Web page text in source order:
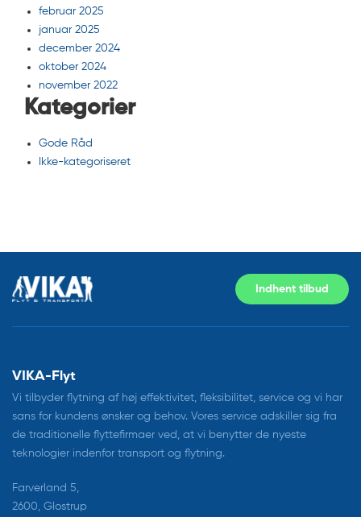
februar 2025
januar 2025
december 2024
oktober 2024
november 2022
Kategorier
Gode Råd
Ikke-kategoriseret
Indhent tilbud
VIKA-Flyt
Vi tilbyder flytning af høj effektivitet, fleksibilitet, service og vi har
sans for kundens ønsker og behov. Vores service adskiller sig fra
de traditionelle flyttefirmaer ved, at vi benytter de nyeste
teknologier indenfor transport og flytning.
Farverland 5,
2600, Glostrup